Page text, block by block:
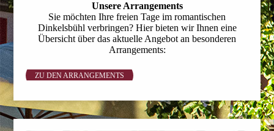
Unsere Arrangements
Sie möchten Ihre freien Tage im romantischen
Dinkelsbühl verbringen? Hier bieten wir Ihnen eine
Übersicht über das aktuelle Angebot an besonderen
Arrangements:
ZU DEN ARRANGEMENTS